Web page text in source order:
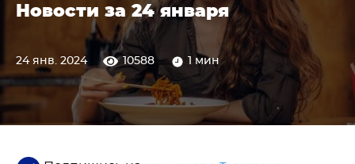
Новости за 24 января
24 янв. 2024 10588 1 мин